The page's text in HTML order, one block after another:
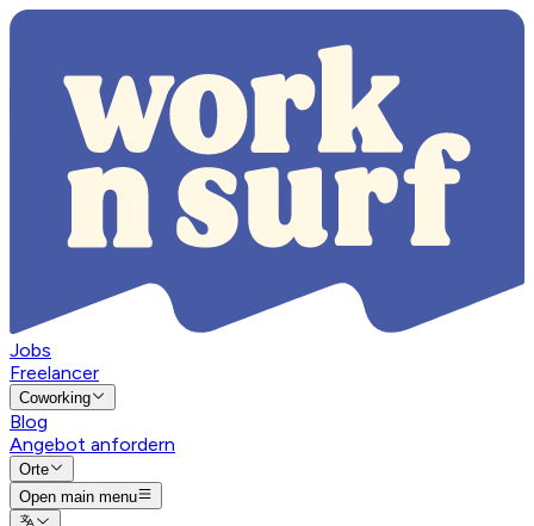
Jobs
Freelancer
Coworking
Blog
Angebot anfordern
Orte
Open main menu